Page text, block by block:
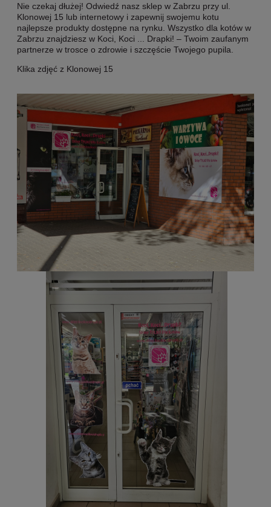
Nie czekaj dłużej! Odwiedź nasz sklep w Zabrzu przy ul.
Klonowej 15 lub internetowy i zapewnij swojemu kotu
najlepsze produkty dostępne na rynku. Wszystko dla kotów w
Zabrzu znajdziesz w Koci, Koci ... Drapki! – Twoim zaufanym
partnerze w trosce o zdrowie i szczęście Twojego pupila.
Klika zdjęć z Klonowej 15